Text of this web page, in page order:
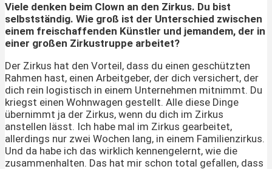
Viele denken beim Clown an den Zirkus. Du bist
selbstständig. Wie groß ist der Unterschied zwischen
einem freischaffenden Künstler und jemandem, der in
einer großen Zirkustruppe arbeitet?
Der Zirkus hat den Vorteil, dass du einen geschützten
Rahmen hast, einen Arbeitgeber, der dich versichert, der
dich rein logistisch in einem Unternehmen mitnimmt. Du
kriegst einen Wohnwagen gestellt. Alle diese Dinge
übernimmt ja der Zirkus, wenn du dich im Zirkus
anstellen lässt. Ich habe mal im Zirkus gearbeitet,
allerdings nur zwei Wochen lang, in einem Familienzirkus.
Und da habe ich das wirklich kennengelernt, wie die
zusammenhalten. Das hat mir schon total gefallen, dass